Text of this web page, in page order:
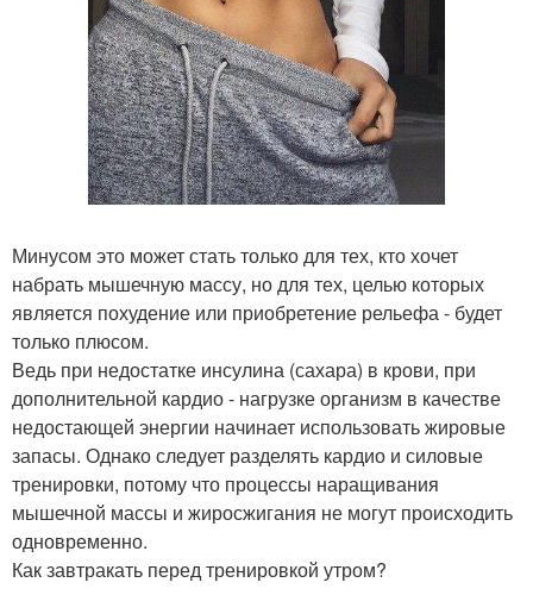
Минусом это может стать только для тех, кто хочет
набрать мышечную массу, но для тех, целью которых
является похудение или приобретение рельефа - будет
только плюсом.
Ведь при недостатке инсулина (сахара) в крови, при
дополнительной кардио - нагрузке организм в качестве
недостающей энергии начинает использовать жировые
запасы. Однако следует разделять кардио и силовые
тренировки, потому что процессы наращивания
мышечной массы и жиросжигания не могут происходить
одновременно.
Как завтракать перед тренировкой утром?